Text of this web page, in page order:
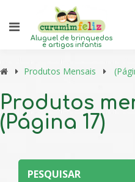
Aluguel de brinquedos
e artigos infantis
Produtos Mensais
Produtos
(Página 17)
PESQUISAR